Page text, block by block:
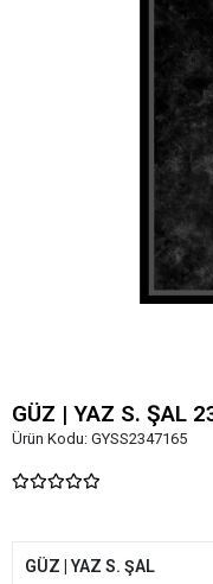
GÜZ | YAZ S. ŞAL
Ürün Kodu: GYSS2347165
GÜZ | YAZ S. ŞAL